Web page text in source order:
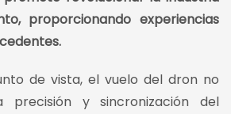
proporcionando experiencias
de vista, el vuelo del dron no
precisión y sincronización del